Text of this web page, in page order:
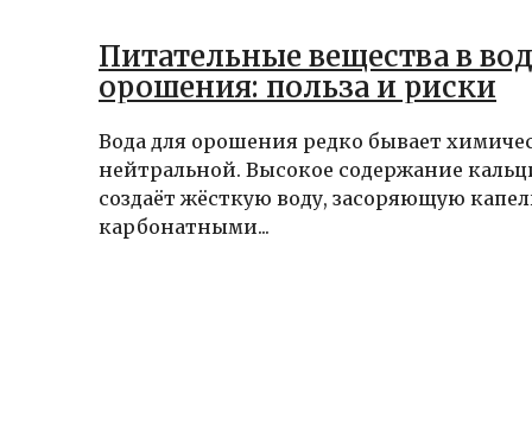
Питательные вещества в
орошения: польза и риски
Вода для орошения редко бывает
нейтральной. Высокое содержание
создаёт жёсткую воду, засоряющую
карбонатными...